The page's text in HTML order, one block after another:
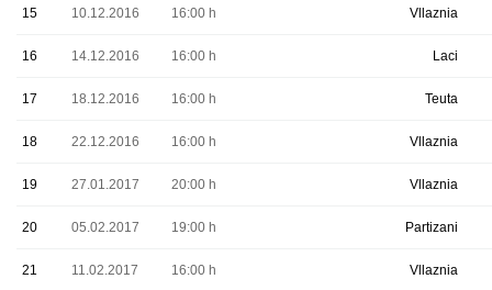
15 10.12.2016 16:00 h Vllaznia
16 14.12.2016 16:00 h Laci
17 18.12.2016 16:00 h Teuta
18 22.12.2016 16:00 h Vllaznia
19 27.01.2017 20:00 h Vllaznia
20 05.02.2017 19:00 h Partizani
21 11.02.2017 16:00 h Vllaznia